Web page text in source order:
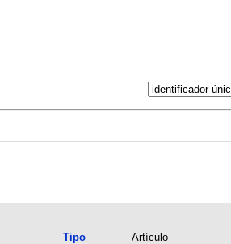
Tipo
Artículo